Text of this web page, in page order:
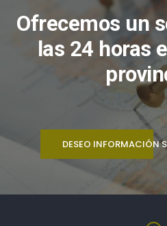
Ofrecemos un
las 24 horas
DESEO INFORMACIÓN